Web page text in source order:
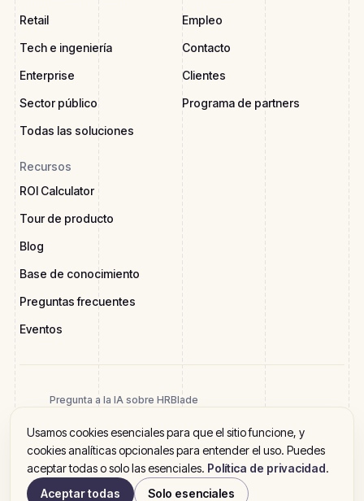
Retail
Tech e ingeniería
Enterprise
Sector público
Todas las soluciones
Empleo
Contacto
Clientes
Programa de partners
Recursos
ROI Calculator
Tour de producto
Blog
Base de conocimiento
Preguntas frecuentes
Eventos
Pregunta a la IA sobre HRBlade
2026 HRBlade. Todos los derechos reservados Política de privacidad
Términos del servicio
Aviso legal
Usamos cookies esenciales para que el sitio funcione, y
cookies analíticas opcionales para entender el uso. Puedes
aceptar todas o solo las esenciales. Política de privacidad.
Aceptar todas
Solo esenciales